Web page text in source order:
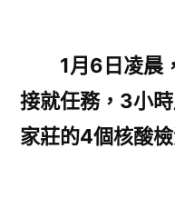
1月6日凌晨，
接就任務，3小
家莊的4個核酸